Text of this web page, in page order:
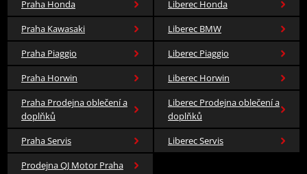
Praha Honda
Liberec Honda
Praha Kawasaki
Liberec BMW
Praha Piaggio
Liberec Piaggio
Praha Horwin
Liberec Horwin
Praha Prodejna oblečení a
doplňků
Liberec Prodejna oblečení a
doplňků
Praha Servis
Liberec Servis
Prodejna QJ Motor Praha